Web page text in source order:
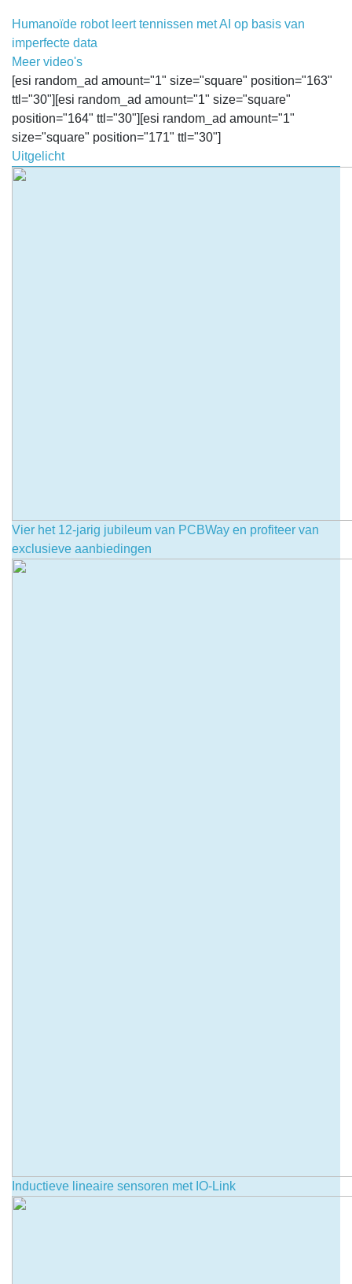
Humanoïde robot leert tennissen met AI op basis van
imperfecte data
Meer video's
[esi random_ad amount="1" size="square" position="163"
ttl="30"][esi random_ad amount="1" size="square"
position="164" ttl="30"][esi random_ad amount="1"
size="square" position="171" ttl="30"]
Uitgelicht
Vier het 12-jarig jubileum van PCBWay en profiteer van
exclusieve aanbiedingen
Inductieve lineaire sensoren met IO-Link